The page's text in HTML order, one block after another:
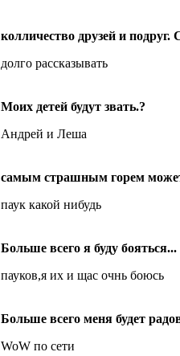
колличество друзей и
долго рассказывать
Моих детей будут звать.?
Андрей и Леша
самым страшным горем может
паук какой нибудь
Больше всего я буду бояться...
пауков,я их и щас очнь боюсь
Больше всего меня будет
WoW по сети